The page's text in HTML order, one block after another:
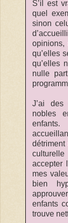
S’il est
quel
sinon
opinions,
qu’elles
qu’elles
nulle
J’ai
nobles
accepter
mes
bien
enfants
trouve